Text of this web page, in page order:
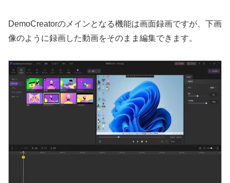
DemoCreatorのメインとなる機能は画面録画ですが、下画
像のように録画した動画をそのまま編集できます。